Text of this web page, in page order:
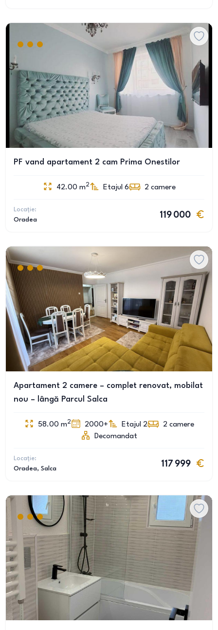
PF vand apartament 2 cam Prima Onestilor
42.00 m2 Etajul 6 2 camere
Locație:
Oradea
119 000
Apartament 2 camere – complet renovat, mobilat
nou – lângă Parcul Salca
58.00 m2 2000+ Etajul 2 2 camere
Decomandat
Locație:
Oradea, Salca
117 999